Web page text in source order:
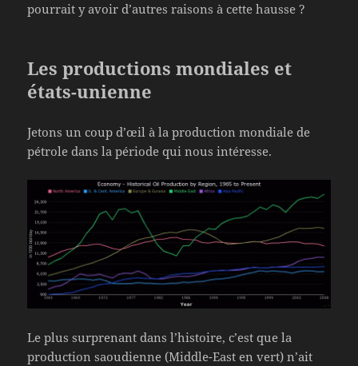
pourrait y avoir d’autres raisons à cette hausse ?
Les productions mondiales et
états-unienne
Jetons un coup d’œil à la production mondiale de
pétrole dans la période qui nous intéresse.
Le plus surprenant dans l’histoire, c’est que la
production saoudienne (Middle-East en vert) n’ait